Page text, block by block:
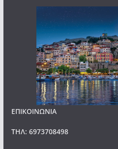
ΕΠΙΚΟΙΝΩΝΙΑ
ΤΗΛ: 6973708498